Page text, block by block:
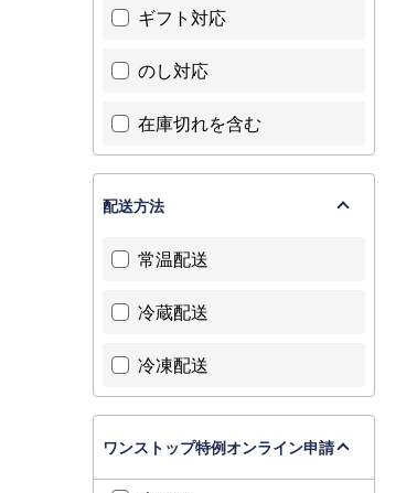
ギフト対応
のし対応
在庫切れを含む
配送方法
常温配送
冷蔵配送
冷凍配送
ワンストップ特例オンライン申請